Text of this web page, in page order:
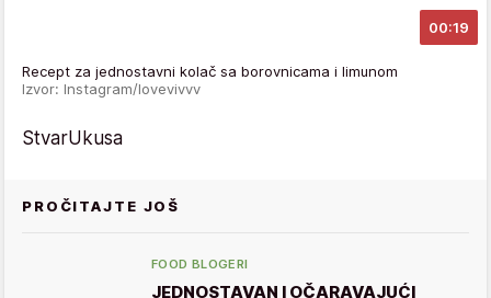
00:19
Recept za jednostavni kolač sa borovnicama i limunom
Izvor: Instagram/lovevivvv
StvarUkusa
PROČITAJTE JOŠ
FOOD BLOGERI
JEDNOSTAVAN I OČARAVAJUĆI